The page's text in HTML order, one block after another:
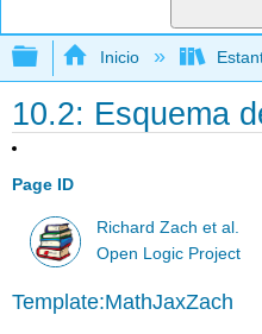
Expandir/
Inicio
10.2: Esquema
Page ID
Richard Zach et al.
Open Logic Project
Template:MathJaxZach